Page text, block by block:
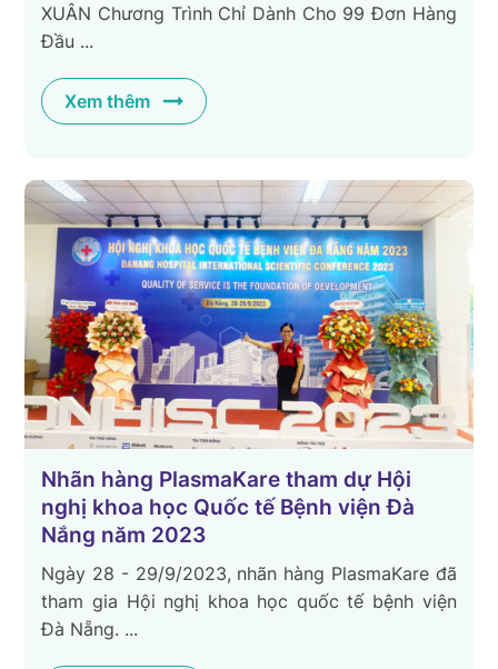
XUÂN Chương Trình Chỉ Dành Cho 99 Đơn Hàng
Đầu ...
Xem thêm
Nhãn hàng PlasmaKare tham dự Hội
nghị khoa học Quốc tế Bệnh viện Đà
Nắng năm 2023
Ngày 28 - 29/9/2023, nhãn hàng PlasmaKare đã
tham gia Hội nghị khoa học quốc tế bệnh viện
Đà Nẵng. ...